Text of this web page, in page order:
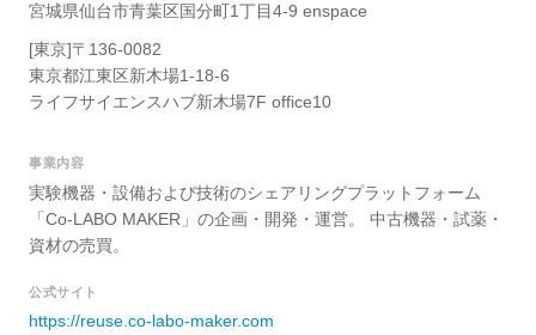
宮城県仙台市青葉区国分町1丁目4-9 enspace
[東京]〒136-0082
東京都江東区新木場1-18-6
ライフサイエンスハブ新木場7F office10
事業内容
実験機器・設備および技術のシェアリングプラットフォーム
「Co-LABO MAKER」の企画・開発・運営。 中古機器・試薬・
資材の売買。
公式サイト
https://reuse.co-labo-maker.com